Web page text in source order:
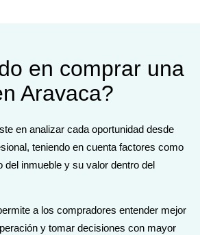
en comprar una
Aravaca?
en analizar cada oportunidad desde
teniendo en cuenta factores como
del inmueble y su valor dentro del
a los compradores entender mejor
y tomar decisiones con mayor